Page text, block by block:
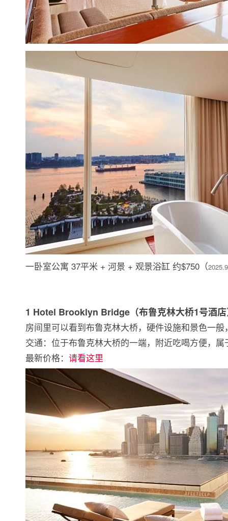
一卧室公寓 37平米 + 河景 + 观景浴缸 约$750（
1 Hotel Brooklyn Bridge（布鲁克林大桥1号酒
房间里可以看到布鲁克林大桥，硬件设施和景色一般
交通：位于布鲁克林大桥的一端，附近吃喝方便，属
最新价格： 请看这里